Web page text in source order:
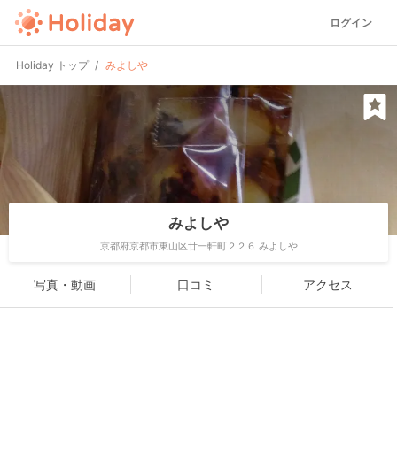
ログイン
Holiday トップ みよしや
みよしや
京都府京都市東山区廿一軒町２２６ みよしや
写真・動画 口コミ アクセス